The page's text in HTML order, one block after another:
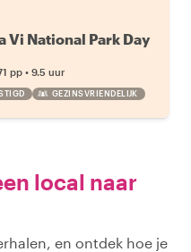
Vi National Park Day
pp • 9.5 uur
GEZINSVRIENDELIJK
local naar
en ontdek hoe je